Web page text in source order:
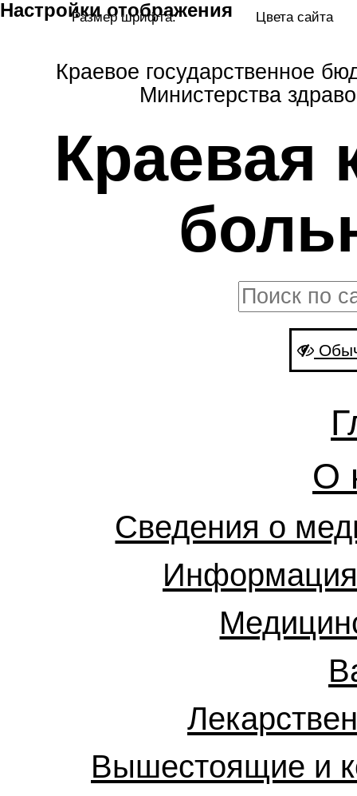
Настройки отображения
Размер шрифта: Цвета сайта
Краевое государственное
Министерства
Краевая
О
Сведения о
Информация
Вышестоящие и